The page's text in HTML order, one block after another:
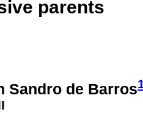
parents
Sandro de Barros